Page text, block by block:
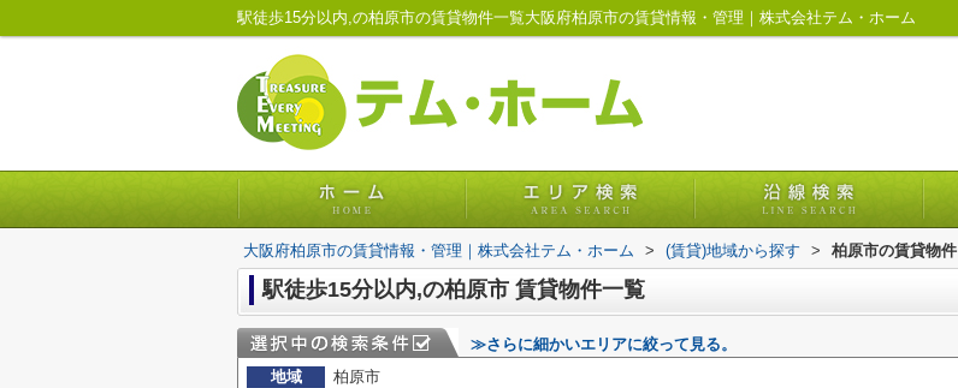
駅徒歩15分以内,の柏原市の賃貸物件一覧大阪府柏原市の賃貸情報・管理｜株式会社テム・ホーム
大阪府柏原市の賃貸情報・管理｜株式会社テム・ホーム > (賃貸)地域から探す > 柏原市の賃貸物件
駅徒歩15分以内,の柏原市 賃貸物件一覧
≫さらに細かいエリアに絞って見る。
地域
柏原市